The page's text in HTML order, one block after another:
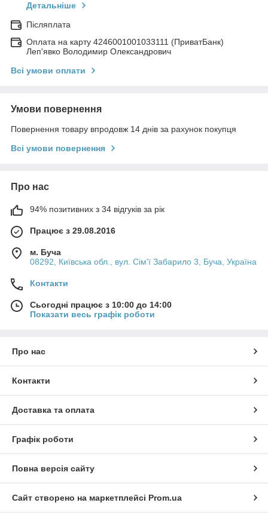
Детальніше
Післяплата
Оплата на карту 4246001001033111 (ПриватБанк)
Леп'явко Володимир Олександрович
Всі умови оплати
Умови повернення
Повернення товару впродовж 14 днів за рахунок покупця
Всі умови повернення
Про нас
94% позитивних з 34 відгуків за рік
Працює з 29.08.2016
м. Буча
08292, Київська обл., вул. Сім'ї Забарило 3, Буча, Україна
Контакти
Сьогодні працює з 10:00 до 14:00
Показати весь графік роботи
Про нас
Контакти
Доставка та оплата
Графік роботи
Повна версія сайту
Сайт створено на маркетплейсі Prom.ua